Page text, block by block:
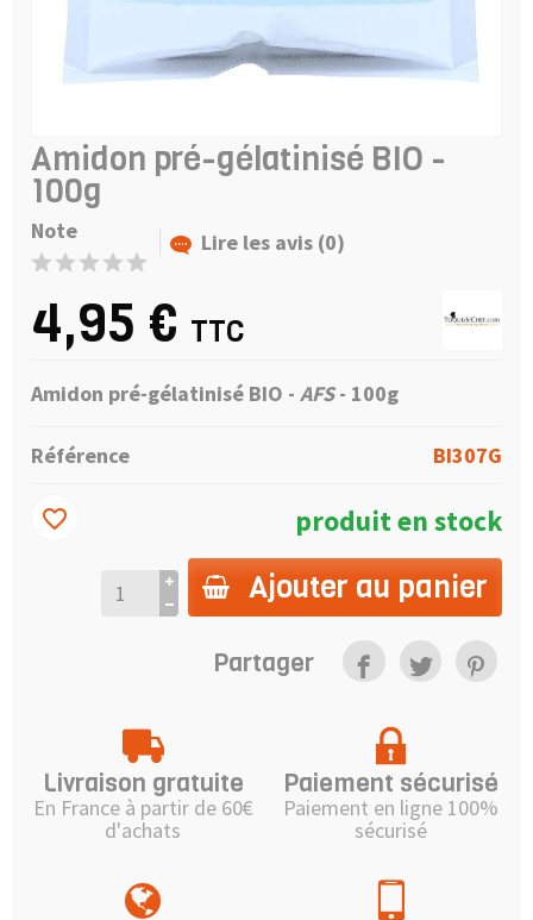
Amidon pré-gélatinisé BIO -
100g
Note Lire les avis (0)
4,95 € TTC
Amidon pré-gélatinisé BIO - AFS- 100g
Référence BI307G
produit en stock
Ajouter au panier
favorite_border
Partager
Livraison gratuite
En France à partir de 60€
d'achats
Paiement sécurisé
Paiement en ligne 100%
sécurisé